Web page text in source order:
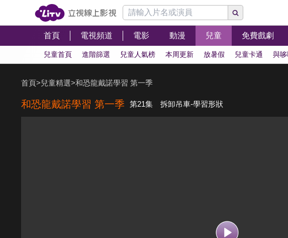
首頁 電視頻道 電影 動漫 兒童 免費戲劇
兒童首頁 進階篩選 兒童人氣榜 本周更新 放暑假 兒童卡通 與
首頁>兒童精選>和恐龍戴諾學習 第一季
和恐龍戴諾學習 第一季 第21集 拆卸吊車-學習形狀